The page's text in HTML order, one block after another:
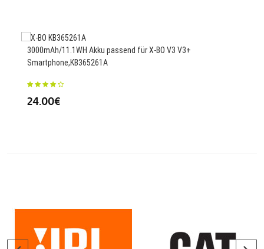
3000mAh/11.1WH Akku passend für X-BO V3 V3+
Smartphone,KB365261A
24.00€